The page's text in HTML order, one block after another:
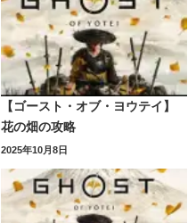
【ゴースト・オブ・ヨウテイ】
花の畑の攻略
2025年10月8日